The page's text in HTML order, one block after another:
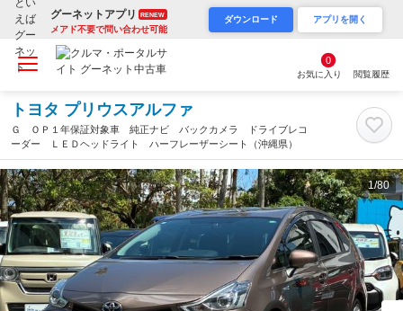
グーネットアプリ RENEW
メアド不要で問い合わせ可能
ダウンロード アプリを開く
0
お気に入り 閲覧履歴
トヨタ プリウスアルファ
Ｇ ＯＰ１年保証対象車 純正ナビ バックカメラ ドライブレコ
ーダー ＬＥＤヘッドライト ハーフレーザーシート（沖縄県）
1/80